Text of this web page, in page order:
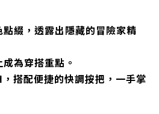
綴，透露出隱藏的冒險家精
為穿搭重點。
搭配便捷的快調按把，一手掌